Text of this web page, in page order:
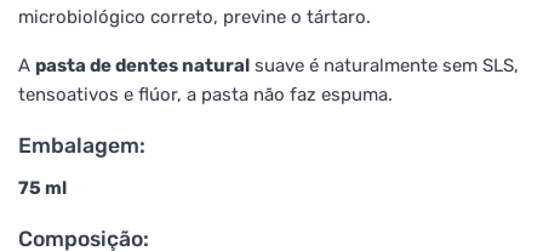
microbiológico correto, previne o tártaro.
A pasta de dentes natural suave é naturalmente sem SLS,
tensoativos e flúor, a pasta não faz espuma.
Embalagem:
75 ml
Composição: